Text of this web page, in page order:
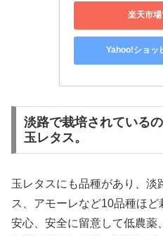
楽天市
Yahoo!ショッ
淡路で栽培されている
玉レタス。
玉レタスにも品種があり、淡
ス、アモーレなど10品種ほど
安心、安全に留意して低農薬